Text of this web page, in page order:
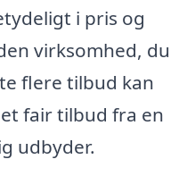
i pris og
virksomhed, du
flere tilbud kan
fair tilbud fra en
udbyder.